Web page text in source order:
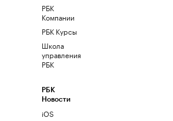
РБК
Компании
РБК Курсы
Школа
управления
РБК
РБК
Новости
iOS